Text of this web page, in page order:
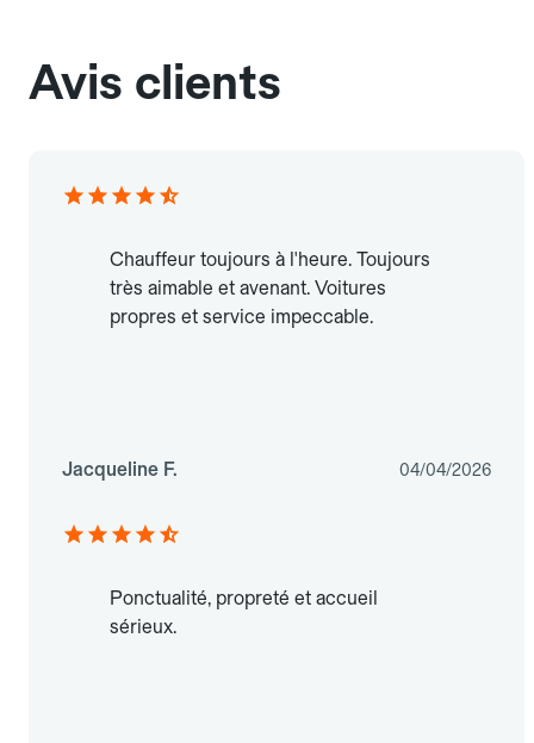
Avis clients
Chauffeur toujours à l'heure. Toujours
très aimable et avenant. Voitures
propres et service impeccable.
Jacqueline F. 04/04/2026
Ponctualité, propreté et accueil
sérieux.